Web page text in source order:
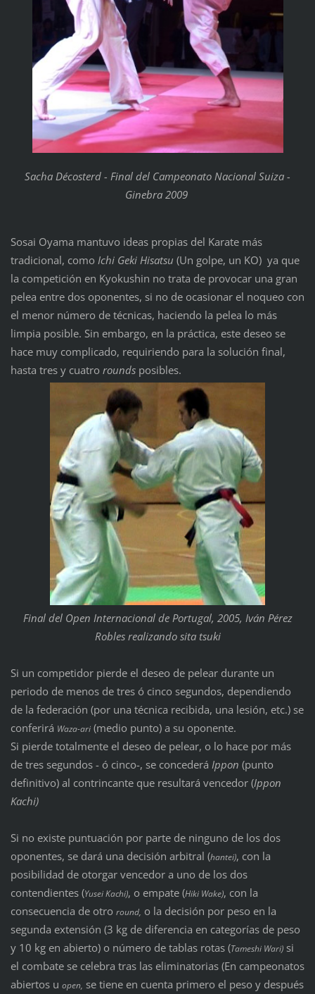
Sacha Décosterd - Final del Campeonato Nacional Suiza -
Ginebra 2009
Sosai Oyama mantuvo ideas propias del Karate más
tradicional, como Ichi Geki Hisatsu (Un golpe, un KO) ya que
la competición en Kyokushin no trata de provocar una gran
pelea entre dos oponentes, si no de ocasionar el noqueo con
el menor número de técnicas, haciendo la pelea lo más
limpia posible. Sin embargo, en la práctica, este deseo se
hace muy complicado, requiriendo para la solución final,
hasta tres y cuatro roundsposibles.
Final del Open Internacional de Portugal, 2005, Iván Pérez
Robles realizando sita tsuki
Si un competidor pierde el deseo de pelear durante un
periodo de menos de tres ó cinco segundos, dependiendo
de la federación (por una técnica recibida, una lesión, etc.) se
conferirá Waza-ari(medio punto) a su oponente.
Si pierde totalmente el deseo de pelear, o lo hace por más
de tres segundos - ó cinco-, se concederá Ippon (punto
definitivo) al contrincante que resultará vencedor (Ippon
Kachi)
Si no existe puntuación por parte de ninguno de los dos
oponentes, se dará una decisión arbitral (hantei), con la
posibilidad de otorgar vencedor a uno de los dos
contendientes (Yusei Kachi), o empate (Hiki Wake), con la
consecuencia de otro round, o la decisión por peso en la
segunda extensión (3 kg de diferencia en categorías de peso
y 10 kg en abierto) o número de tablas rotas (Tameshi Wari)si
el combate se celebra tras las eliminatorias (En campeonatos
abiertos u open, se tiene en cuenta primero el peso y después